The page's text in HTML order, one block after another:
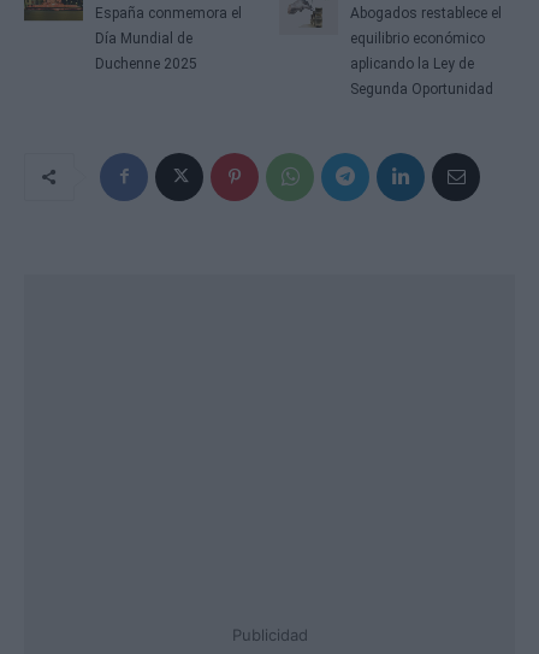
España conmemora el
Día Mundial de
Duchenne 2025
Abogados restablece el
equilibrio económico
aplicando la Ley de
Segunda Oportunidad
Publicidad